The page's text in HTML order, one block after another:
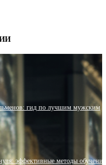
гид по лучшим мужским
эффективные методы